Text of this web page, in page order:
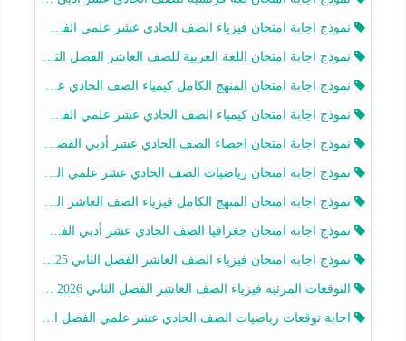
نموذج اجابة امتحان فيزياء الصف الحادي عشر علمي الفصل الثاني 2025-2026
نموذج اجابة امتحان اللغة العربية للصف العاشر الفصل الثاني 2025-2026
نموذج اجابة امتحان المنهج الكامل كيمياء الصف الحادي عشر علمي الفصل الثاني 2025-2026
نموذج اجابة امتحان كيمياء الصف الحادي عشر علمي الفصل الثاني 2025-2026
نموذج اجابة امتحان احصاء الصف الحادي عشر أدبي الفصل الثاني 2025-2026
نموذج اجابة امتحان رياضيات الصف الحادي عشر علمي الفصل الثاني 2025-2026
نموذج اجابة امتحان المنهج الكامل فيزياء الصف العاشر الفصل الثاني 2025-2026
نموذج اجابة امتحان جغرافيا الصف الحادي عشر أدبي الفصل الثاني 2025-2026
نموذج اجابة امتحان فيزياء الصف العاشر الفصل الثاني 2025-2026
التوقعات المرئية فيزياء الصف العاشر الفصل الثاني 2026 أ هيثم الليثي
اجابة توقعات رياضيات الصف الحادي عشر علمي الفصل الثاني 2025-2026 أ عمرو فايز